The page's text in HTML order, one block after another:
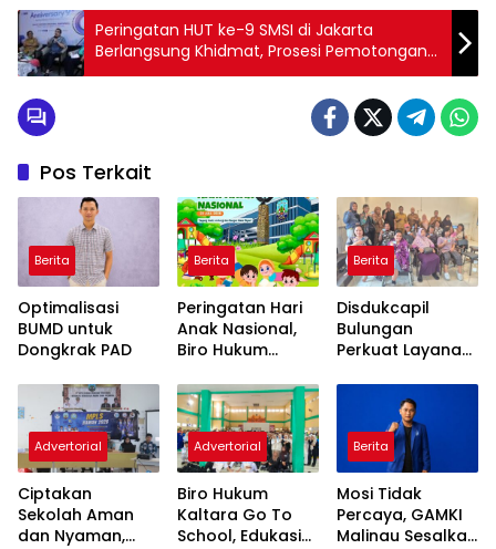
Peringatan HUT ke-9 SMSI di Jakarta
Berlangsung Khidmat, Prosesi Pemotongan
Tumpeng Jadi Momentum Kebersamaan
Pos Terkait
Berita
Optimalisasi
BUMD untuk
Dongkrak PAD
Berita
Peringatan Hari
Anak Nasional,
Biro Hukum
Masyarakat
Untuk Penuhi Hak
Anak-Anak Agar
Tumbuh Cerdas
dan Berkarakter
Berita
Disdukcapil
Bulungan
Perkuat Layanan
Yayasan FHC
Penyandang
Disabilitas
Advertorial
Ciptakan
Sekolah Aman
dan Nyaman,
Advertorial
Biro Hukum
Kaltara Go To
School, Edukasi
Berita
Mosi Tidak
Percaya, GAMKI
Malinau Sesalkan